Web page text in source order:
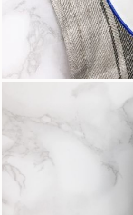
Quinoa con
15 Maggio 2018